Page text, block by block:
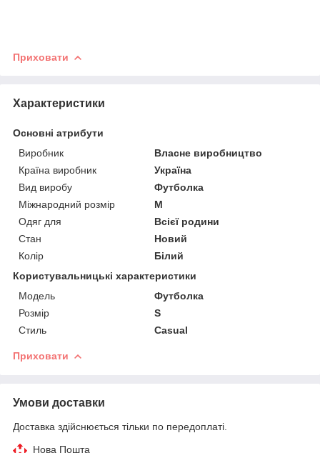
Приховати
Характеристики
Основні атрибути
Виробник
Власне виробництво
Країна виробник
Україна
Вид виробу
Футболка
Міжнародний розмір
M
Одяг для
Всієї родини
Стан
Новий
Колір
Білий
Користувальницькі характеристики
Модель
Футболка
Розмір
S
Стиль
Casual
Приховати
Умови доставки
Доставка здійснюється тільки по передоплаті.
Нова Пошта